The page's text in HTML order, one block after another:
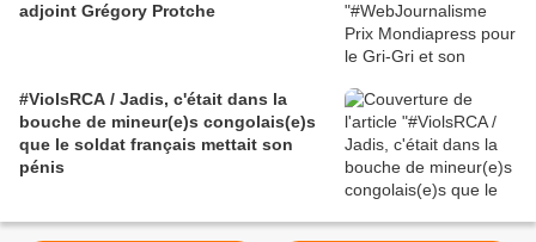
adjoint Grégory Protche
#ViolsRCA / Jadis, c'était dans la
bouche de mineur(e)s congolais(e)s
que le soldat français mettait son
pénis